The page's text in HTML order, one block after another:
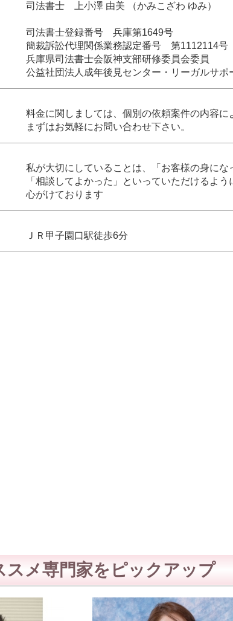
司法書士 上小澤 由美 （かみこざわ ゆみ）
司法書士登録番号 兵庫第1649号
簡裁訴訟代理関係業務認定番号 第1112114号
兵庫県司法書士会阪神支部研修委員会委員
公益社団法人成年後見センター・リーガルサポ
料金に関しましては、個別の依頼案件の内容に
まずはお気軽にお問い合わせ下さい。
私が大切にしていることは、「お客様の身にな
「相談してよかった」といっていただけるよ
心がけております
ＪＲ甲子園口駅徒歩6分
スメ専門家をピックアップ